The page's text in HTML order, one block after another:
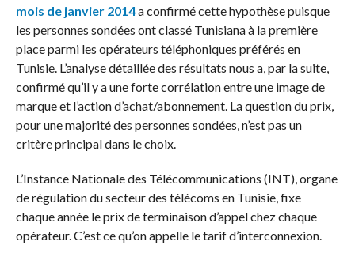
mois de janvier 2014a confirmé cette hypothèse puisque
les personnes sondées ont classé Tunisiana à la première
place parmi les opérateurs téléphoniques préférés en
Tunisie. L’analyse détaillée des résultats nous a, par la suite,
confirmé qu’il y a une forte corrélation entre une image de
marque et l’action d’achat/abonnement. La question du prix,
pour une majorité des personnes sondées, n’est pas un
critère principal dans le choix.
L’Instance Nationale des Télécommunications (INT), organe
de régulation du secteur des télécoms en Tunisie, fixe
chaque année le prix de terminaison d’appel chez chaque
opérateur. C’est ce qu’on appelle le tarif d’interconnexion.